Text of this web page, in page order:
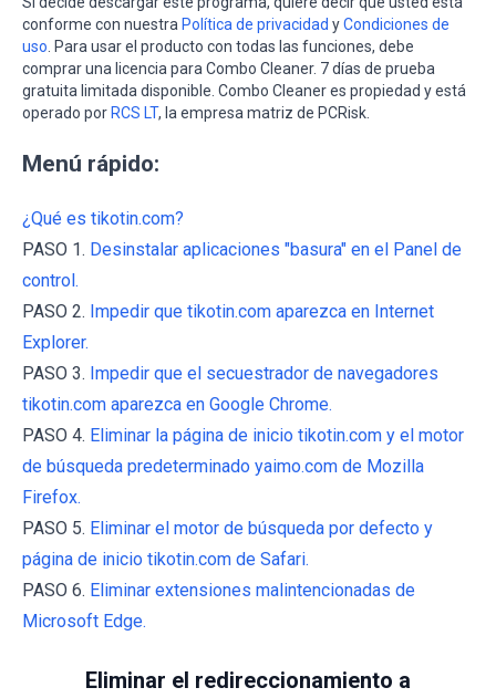
conforme con nuestra Política de privacidad yCondiciones de
uso. Para usar el producto con todas las funciones, debe
comprar una licencia para Combo Cleaner. 7 días de prueba
gratuita limitada disponible. Combo Cleaner es propiedad y está
operado por RCS LT, la empresa matriz de PCRisk.
Menú rápido:
¿Qué es tikotin.com?
PASO 1. Desinstalar aplicaciones "basura" en el Panel de
control.
PASO 2. Impedir que tikotin.com aparezca en Internet
Explorer.
PASO 3. Impedir que el secuestrador de navegadores
tikotin.com aparezca en Google Chrome.
PASO 4. Eliminar la página de inicio tikotin.com y el motor
de búsqueda predeterminado yaimo.com de Mozilla
Firefox.
PASO 5. Eliminar el motor de búsqueda por defecto y
página de inicio tikotin.com de Safari.
PASO 6. Eliminar extensiones malintencionadas de
Microsoft Edge.
Eliminar el redireccionamiento a